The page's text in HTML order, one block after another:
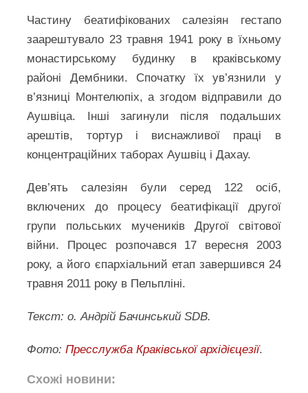
Частину беатифікованих салезіян гестапо
заарештувало 23 травня 1941 року в їхньому
монастирському будинку в краківському
районі Дембники. Спочатку їх ув’язнили у
в’язниці Монтелюпіх, а згодом відправили до
Аушвіца. Інші загинули після подальших
арештів, тортур і виснажливої праці в
концентраційних таборах Аушвіц і Дахау.
Дев’ять салезіян були серед 122 осіб,
включених до процесу беатифікації другої
групи польських мучеників Другої світової
війни. Процес розпочався 17 вересня 2003
року, а його єпархіальний етап завершився 24
травня 2011 року в Пельпліні.
Текст: о. Андрій Бачинський SDB.
Фото:Пресслужба Краківської архідієцезії.
Схожі новини: